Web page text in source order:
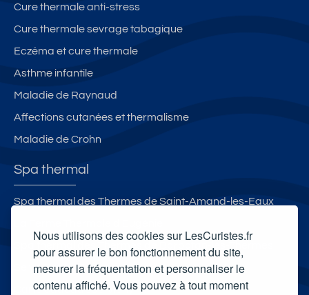
Nous utilisons des cookies sur LesCuristes.fr
pour assurer le bon fonctionnement du site,
mesurer la fréquentation et personnaliser le
contenu affiché. Vous pouvez à tout moment
Cure thermale anti-stress
Cure thermale sevrage tabagique
Eczéma et cure thermale
Asthme infantile
Maladie de Raynaud
Affections cutanées et thermalisme
Maladie de Crohn
Spa thermal
Spa thermal des Thermes de Saint-Amand-les-Eaux
Selya Resort Thermal & Spa
Carte cadeau spa Vichy